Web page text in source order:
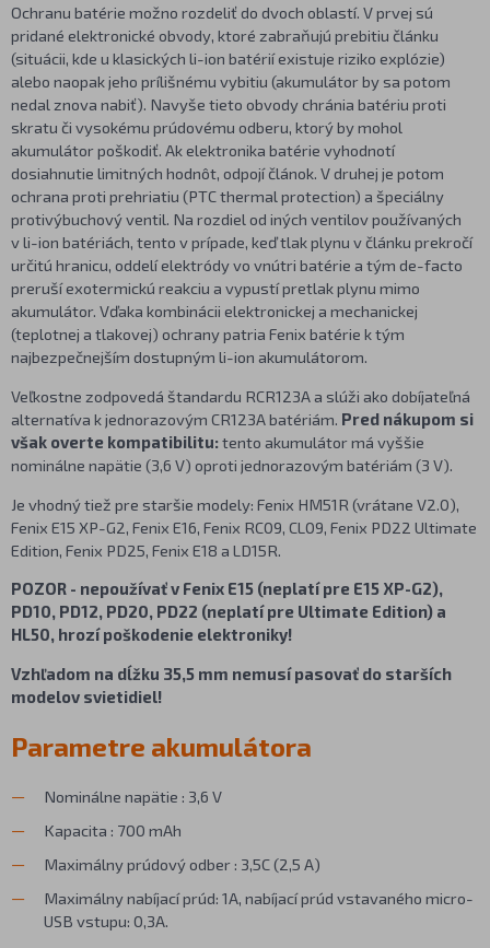
Ochranu batérie možno rozdeliť do dvoch oblastí. V prvej sú
pridané elektronické obvody, ktoré zabraňujú prebitiu článku
(situácii, kde u klasických li-ion batérií existuje riziko explózie)
alebo naopak jeho prílišnému vybitiu (akumulátor by sa potom
nedal znova nabiť). Navyše tieto obvody chránia batériu proti
skratu či vysokému prúdovému odberu, ktorý by mohol
akumulátor poškodiť. Ak elektronika batérie vyhodnotí
dosiahnutie limitných hodnôt, odpojí článok. V druhej je potom
ochrana proti prehriatiu (PTC thermal protection) a špeciálny
protivýbuchový ventil. Na rozdiel od iných ventilov používaných
v li-ion batériách, tento v prípade, keď tlak plynu v článku prekročí
určitú hranicu, oddelí elektródy vo vnútri batérie a tým de-facto
preruší exotermickú reakciu a vypustí pretlak plynu mimo
akumulátor. Vďaka kombinácii elektronickej a mechanickej
(teplotnej a tlakovej) ochrany patria Fenix batérie k tým
najbezpečnejším dostupným li-ion akumulátorom.
Veľkostne zodpovedá štandardu RCR123A a slúži ako dobíjateľná
alternatíva k jednorazovým CR123A batériám. Pred nákupom si
však overte kompatibilitu:tento akumulátor má vyššie
nominálne napätie (3,6 V) oproti jednorazovým batériám (3 V).
Je vhodný tiež pre staršie modely: Fenix HM51R (vrátane V2.0),
Fenix E15 XP-G2, Fenix E16, Fenix RC09, CL09, Fenix PD22 Ultimate
Edition, Fenix PD25, Fenix E18 a LD15R.
POZOR - nepoužívať v Fenix E15 (neplatí pre E15 XP-G2),
PD10, PD12, PD20, PD22 (neplatí pre Ultimate Edition) a
HL50, hrozí poškodenie elektroniky!
Vzhľadom na dĺžku 35,5 mm nemusí pasovať do starších
modelov svietidiel!
Parametre akumulátora
Nominálne napätie : 3,6 V
Kapacita : 700 mAh
Maximálny prúdový odber : 3,5C (2,5 A)
Maximálny nabíjací prúd: 1A, nabíjací prúd vstavaného micro-
USB vstupu: 0,3A.